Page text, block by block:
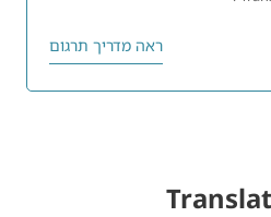
ראה מדריך תרגום